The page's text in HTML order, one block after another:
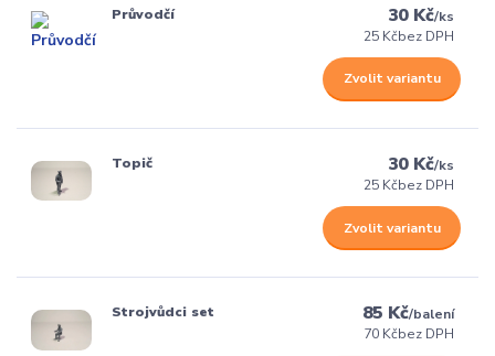
Průvodčí 30 Kč/ks
25 Kčbez DPH
Zvolit variantu
Topič 30 Kč/ks
25 Kčbez DPH
Zvolit variantu
Strojvůdci set 85 Kč/balení
70 Kčbez DPH